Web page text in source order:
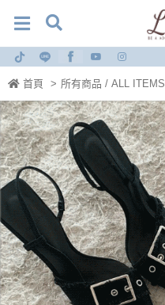
首頁 > 所有商品 / ALL ITEMS